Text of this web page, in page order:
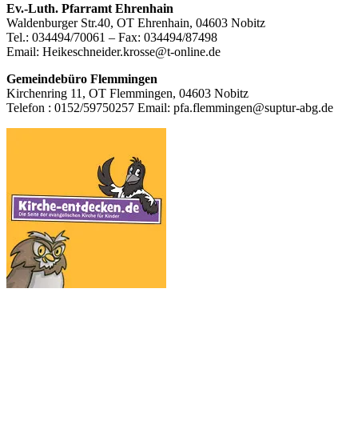
Footer
Inhalt
Ev.-Luth. Pfarramt Ehrenhain
Waldenburger Str.40, OT Ehrenhain, 04603 Nobitz
Tel.: 034494/70061 – Fax: 034494/87498
Email: Heikeschneider.krosse@t-online.de
Gemeindebüro Flemmingen
Kirchenring 11, OT Flemmingen, 04603 Nobitz
Telefon : 0152/59750257 Email: pfa.flemmingen@suptur-abg.de